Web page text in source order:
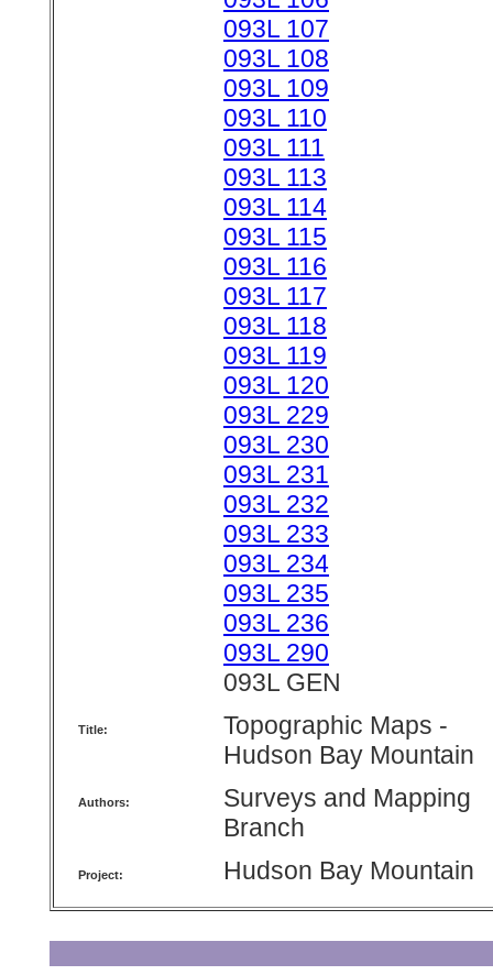
093L 107
093L 108
093L 109
093L 110
093L 111
093L 113
093L 114
093L 115
093L 116
093L 117
093L 118
093L 119
093L 120
093L 229
093L 230
093L 231
093L 232
093L 233
093L 234
093L 235
093L 236
093L 290
093L GEN
Title:
Topographic Maps -
Hudson Bay Mountain
Authors:
Surveys and Mapping
Branch
Project: Hudson Bay Mountain